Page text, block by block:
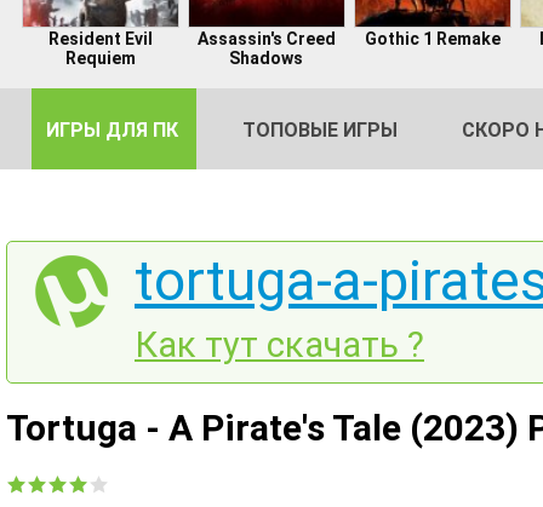
Resident Evil
Requiem
Assassin's Creed
Shadows
Gothic 1 Remake
ИГРЫ ДЛЯ ПК ТОПОВЫЕ ИГРЫ СКОРО
tortuga-a-
Как тут скачать ?
Tortuga - A Pirate's Tale (2023)